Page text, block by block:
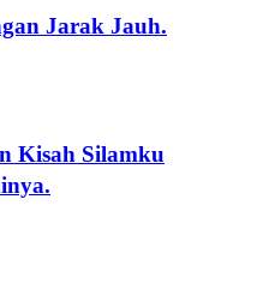
Jarak Jauh.
Kisah Silamku